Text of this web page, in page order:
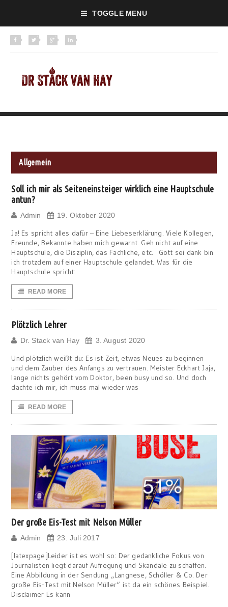
TOGGLE MENU
Allgemein
Soll ich mir als Seiteneinsteiger wirklich eine Hauptschule
antun?
Admin 19. Oktober 2020
Ja! Es spricht alles dafür – Eine Liebeserklärung. Viele Kollegen,
Freunde, Bekannte haben mich gewarnt. Geh nicht auf eine
Hauptschule, die Disziplin, das Fachliche, etc. Gott sei dank bin
ich trotzdem auf einer Hauptschule gelandet. Was für die
Hauptschule spricht:
READ MORE
Plötzlich Lehrer
Dr. Stack van Hay 3. August 2020
Und plötzlich weißt du: Es ist Zeit, etwas Neues zu beginnen
und dem Zauber des Anfangs zu vertrauen. Meister Eckhart Jaja,
lange nichts gehört vom Doktor, been busy und so. Und doch
dachte ich mir, ich muss mal wieder was
READ MORE
Der große Eis-Test mit Nelson Müller
Admin 23. Juli 2017
[latexpage]Leider ist es wohl so: Der gedankliche Fokus von
Journalisten liegt darauf Aufregung und Skandale zu schaffen.
Eine Abbildung in der Sendung „Langnese, Schöller & Co. Der
große Eis-Test mit Nelson Müller“ ist da ein schönes Beispiel.
Disclaimer Es kann